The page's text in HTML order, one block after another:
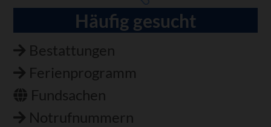
Häufig gesucht
Bestattungen
Ferienprogramm
Fundsachen
Notrufnummern